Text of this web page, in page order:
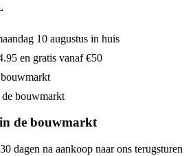
10 augustus in huis
en gratis vanaf €50
bouwmarkt
de bouwmarkt
dagen na aankoop naar ons terugsturen